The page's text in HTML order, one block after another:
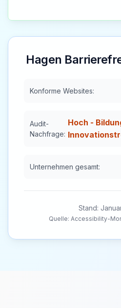
Hagen
Konforme Websites:
Audit-
Nachfrage:
Hoch -
Unternehmen gesamt:
Stand:
Quelle: Accessibility-